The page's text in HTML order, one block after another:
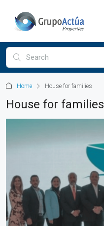
Home House for families
House for families